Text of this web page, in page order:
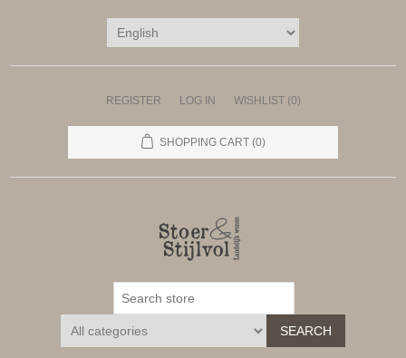
REGISTER LOG IN WISHLIST (0)
SHOPPING CART (0)
SEARCH